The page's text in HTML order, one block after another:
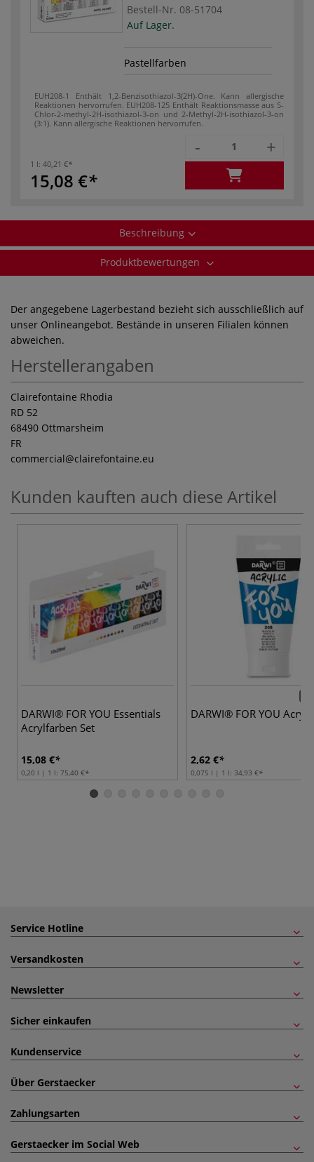
Bestell-Nr. 08-51704
Auf Lager.
Pastellfarben
EUH208-1 Enthält 1,2-Benzisothiazol-3(2H)-One. Kann allergische
Reaktionen hervorrufen. EUH208-125 Enthält Reaktionsmasse aus 5-
Chlor-2-methyl-2H-isothiazol-3-on und 2-Methyl-2H-isothiazol-3-on
(3:1). Kann allergische Reaktionen hervorrufen.
1 l: 40,21 €
15,08 €
- +
Beschreibung
Produktbewertungen
Der angegebene Lagerbestand bezieht sich ausschließlich auf
unser Onlineangebot. Bestände in unseren Filialen können
abweichen.
Herstellerangaben
Clairefontaine Rhodia
RD 52
68490 Ottmarsheim
FR
commercial@clairefontaine.eu
Kunden kauften auch diese Artikel
DARWI® FOR YOU Essentials
Acrylfarben Set
15,08 €
0,20 l | 1 l: 75,40 €
DARWI® FOR YOU
2,62 €
0,075 l | 1 l: 34,93 €
Service Hotline
Versandkosten
Newsletter
Sicher einkaufen
Kundenservice
Über Gerstaecker
Zahlungsarten
Gerstaecker im Social Web